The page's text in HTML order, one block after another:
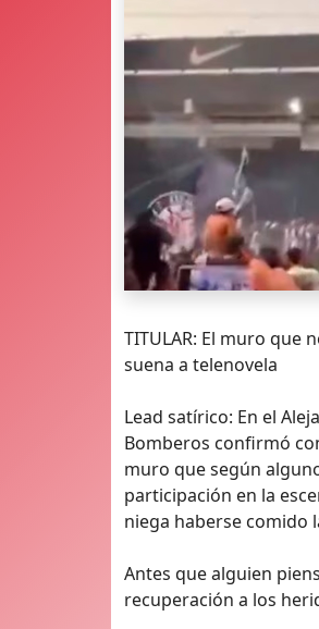
TITULAR: El muro
suena a telenovela
Lead satírico: En el
Bomberos confirmó
muro que según
participación en la
niega haberse comido
Antes que alguien
recuperación a los